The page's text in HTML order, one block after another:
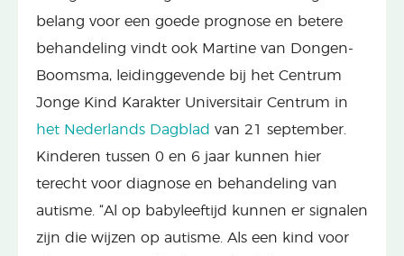
belang voor een goede prognose en betere
behandeling vindt ook Martine van Dongen-
Boomsma, leidinggevende bij het Centrum
Jonge Kind Karakter Universitair Centrum in
het Nederlands Dagblad van 21 september.
Kinderen tussen 0 en 6 jaar kunnen hier
terecht voor diagnose en behandeling van
autisme. “Al op babyleeftijd kunnen er signalen
zijn die wijzen op autisme. Als een kind voor